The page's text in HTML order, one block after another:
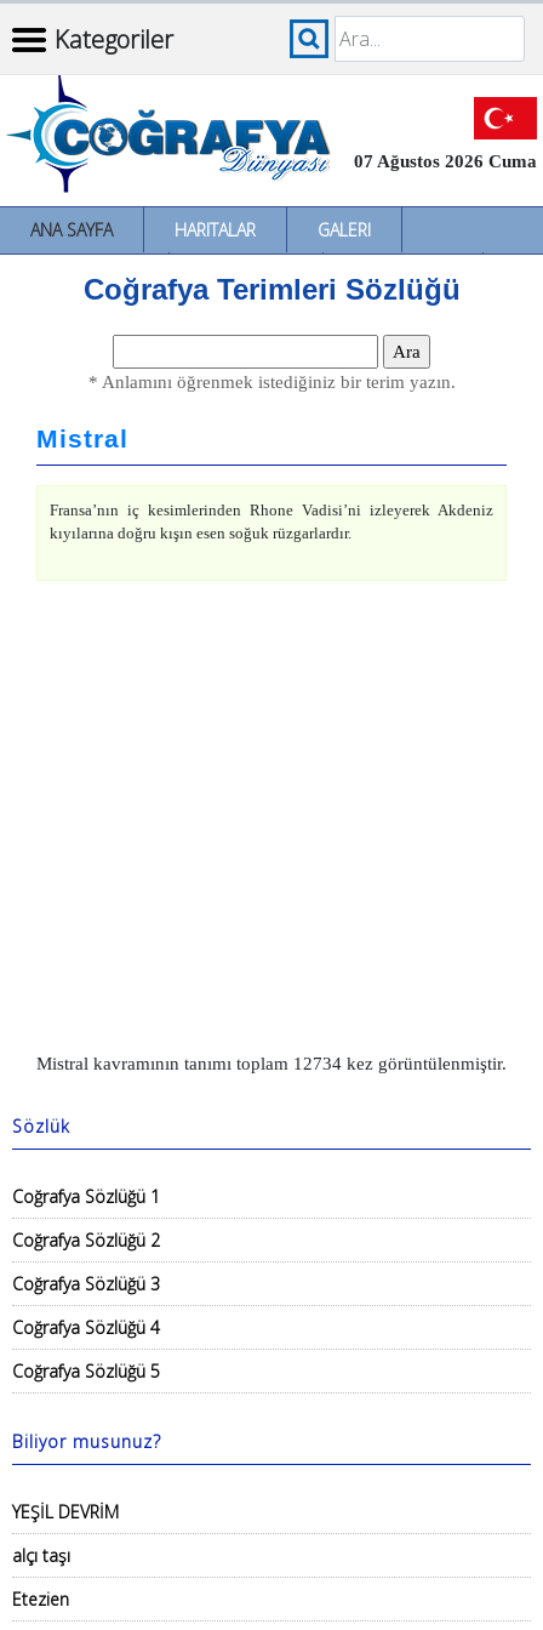
Kategoriler
07 Ağustos 2026 Cuma
ANA SAYFA HARITALAR
GALERI
İNCELEMELER
SÖZLÜKLER İL İL TÜRKIYE
Coğrafya Terimleri Sözlüğü
* Anlamını öğrenmek istediğiniz bir terim yazın.
Mistral
Fransa’nın iç kesimlerinden Rhone Vadisi’ni izleyerek Akdeniz
kıyılarına doğru kışın esen soğuk rüzgarlardır.
Mistral kavramının tanımı toplam 12734 kez görüntülenmiştir.
Sözlük
Coğrafya Sözlüğü 1
Coğrafya Sözlüğü 2
Coğrafya Sözlüğü 3
Coğrafya Sözlüğü 4
Coğrafya Sözlüğü 5
Biliyor musunuz?
YEŞİL DEVRİM
alçı taşı
Etezien